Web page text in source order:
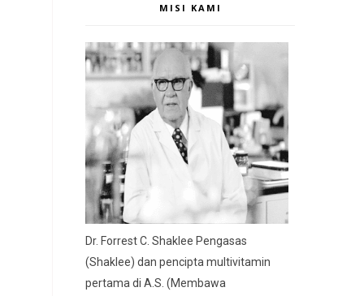
MISI KAMI
Dr. Forrest C. Shaklee Pengasas
(Shaklee) dan pencipta multivitamin
pertama di A.S. (Membawa